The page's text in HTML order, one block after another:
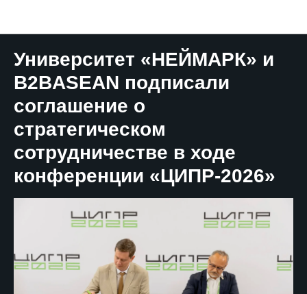
Университет «НЕЙМАРК» и
B2BASEAN подписали
соглашение о
стратегическом
сотрудничестве в ходе
конференции «ЦИПР-2026»